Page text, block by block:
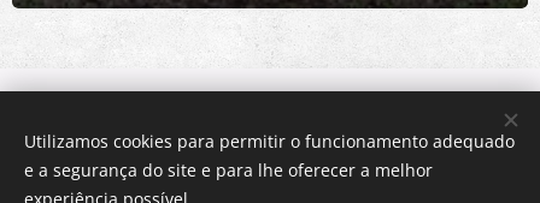
E-mail:
camf-geral@sapo.pt
Utilizamos cookies para permitir o funcionamento adequado
e a segurança do site e para lhe oferecer a melhor